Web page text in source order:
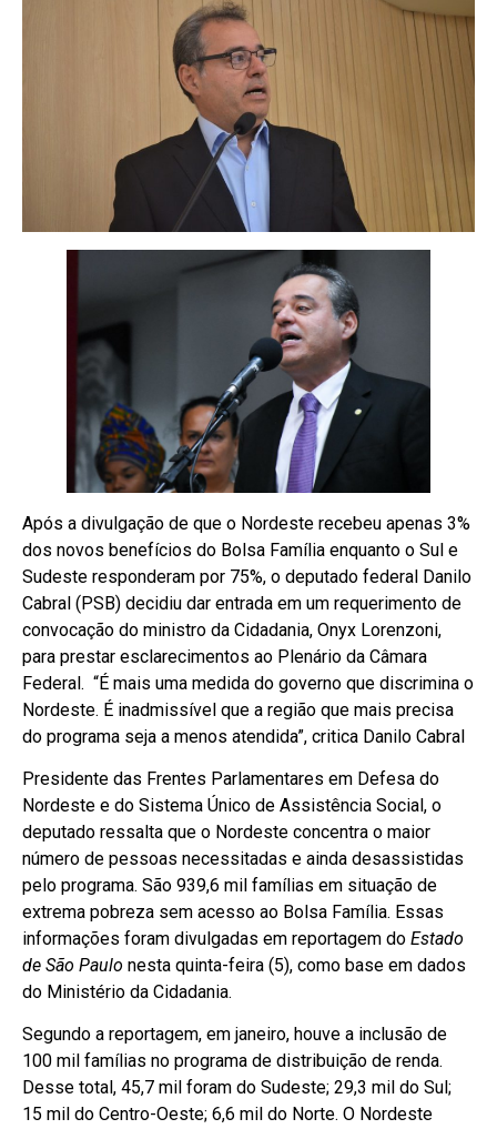
Após a divulgação de que o Nordeste recebeu apenas 3%
dos novos benefícios do Bolsa Família enquanto o Sul e
Sudeste responderam por 75%, o deputado federal Danilo
Cabral (PSB) decidiu dar entrada em um requerimento de
convocação do ministro da Cidadania, Onyx Lorenzoni,
para prestar esclarecimentos ao Plenário da Câmara
Federal. “É mais uma medida do governo que discrimina o
Nordeste. É inadmissível que a região que mais precisa
do programa seja a menos atendida”, critica Danilo Cabral
Presidente das Frentes Parlamentares em Defesa do
Nordeste e do Sistema Único de Assistência Social, o
deputado ressalta que o Nordeste concentra o maior
número de pessoas necessitadas e ainda desassistidas
pelo programa. São 939,6 mil famílias em situação de
extrema pobreza sem acesso ao Bolsa Família. Essas
informações foram divulgadas em reportagem do Estado
de São Paulo nesta quinta-feira (5), como base em dados
do Ministério da Cidadania.
Segundo a reportagem, em janeiro, houve a inclusão de
100 mil famílias no programa de distribuição de renda.
Desse total, 45,7 mil foram do Sudeste; 29,3 mil do Sul;
15 mil do Centro-Oeste; 6,6 mil do Norte. O Nordeste